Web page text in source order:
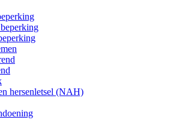
hersenletsel (NAH)